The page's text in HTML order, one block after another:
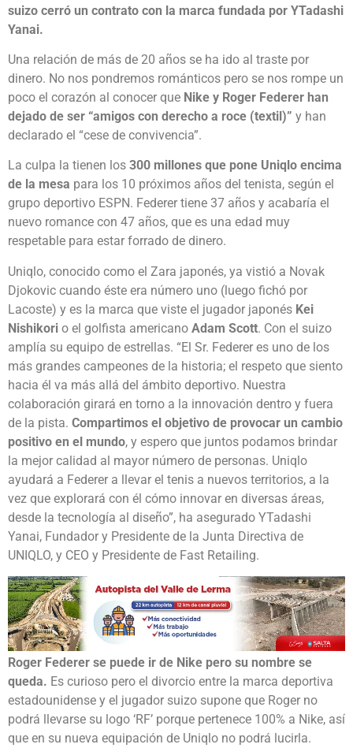
suizo cerró un contrato con la marca fundada por YTadashi
Yanai.
Una relación de más de 20 años se ha ido al traste por
dinero. No nos pondremos románticos pero se nos rompe un
poco el corazón al conocer que Nike y Roger Federer han
dejado de ser “amigos con derecho a roce (textil)” y han
declarado el “cese de convivencia”.
La culpa la tienen los 300 millones que pone Uniqlo encima
de la mesa para los 10 próximos años del tenista, según el
grupo deportivo ESPN. Federer tiene 37 años y acabaría el
nuevo romance con 47 años, que es una edad muy
respetable para estar forrado de dinero.
Uniqlo, conocido como el Zara japonés, ya vistió a Novak
Djokovic cuando éste era número uno (luego fichó por
Lacoste) y es la marca que viste el jugador japonés Kei
Nishikori o el golfista americano Adam Scott. Con el suizo
amplía su equipo de estrellas. “El Sr. Federer es uno de los
más grandes campeones de la historia; el respeto que siento
hacia él va más allá del ámbito deportivo. Nuestra
colaboración girará en torno a la innovación dentro y fuera
de la pista. Compartimos el objetivo de provocar un cambio
positivo en el mundo, y espero que juntos podamos brindar
la mejor calidad al mayor número de personas. Uniqlo
ayudará a Federer a llevar el tenis a nuevos territorios, a la
vez que explorará con él cómo innovar en diversas áreas,
desde la tecnología al diseño”, ha asegurado YTadashi
Yanai, Fundador y Presidente de la Junta Directiva de
UNIQLO, y CEO y Presidente de Fast Retailing.
Roger Federer se puede ir de Nike pero su nombre se
queda. Es curioso pero el divorcio entre la marca deportiva
estadounidense y el jugador suizo supone que Roger no
podrá llevarse su logo ‘RF’ porque pertenece 100% a Nike, así
que en su nueva equipación de Uniqlo no podrá lucirla.